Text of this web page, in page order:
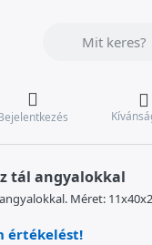
tál angyalokkal
Méret:
értékelést!